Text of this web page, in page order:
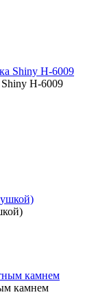
Shiny H-6009
камнем